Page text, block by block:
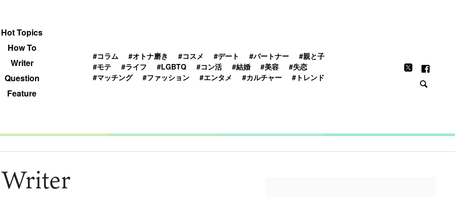
Hot Topics
How To
Writer
Question
Feature
#コラム #オトナ磨き #コスメ #デート #パートナー
#親と子
#モテ
#ライフ #LGBTQ #コン活 #結婚 #美容
#失恋
#マッチング
#ファッション #エンタメ #カルチャー #トレンド